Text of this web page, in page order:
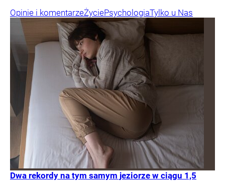
Opinie i komentarzeŻyciePsychologiaTylko u Nas
Dwa rekordy na tym samym jeziorze w ciągu 1,5